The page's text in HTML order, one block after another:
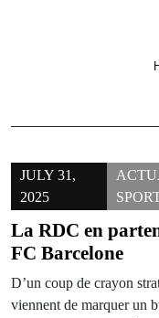
JULY 31,
2025
La RDC en
FC Barcelone
D’un coup de crayon
viennent de marquer un